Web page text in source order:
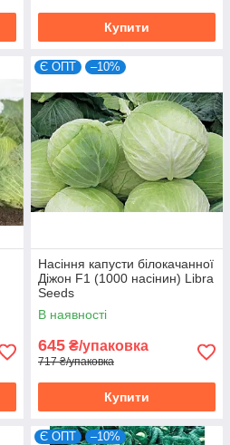
Купити
Є ОПТ –10%
Насіння капусти білокачанної
Діжон F1 (1000 насінин) Libra
Seeds
В наявності
645 ₴/упаковка
717 ₴/упаковка
Купити
Є ОПТ –10%